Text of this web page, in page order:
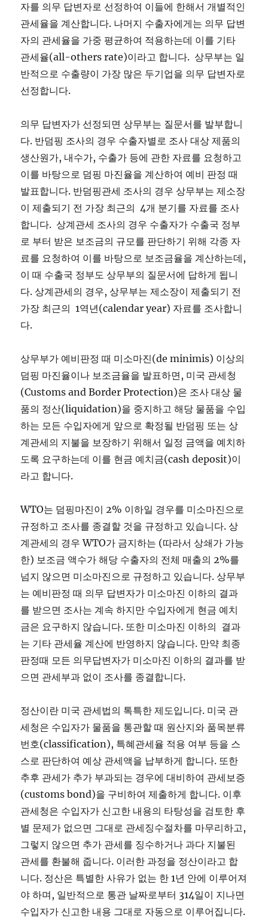
자를 의무 답변자로 선정하여 이들에 한해서 개별적인
관세율을 계산합니다. 나머지 수출자에게는 의무 답변
자의 관세율을 가중 평균하여 적용하는데 이를 기타
관세율(all-others rate)이라고 합니다. 상무부는 일
반적으로 수출량이 가장 많은 두기업을 의무 답변자로
선정합니다.
의무 답변자가 선정되면 상무부는 질문서를 발부합니
다. 반덤핑 조사의 경우 수출자별로 조사 대상 제품의
생산원가, 내수가, 수출가 등에 관한 자료를 요청하고
이를 바탕으로 덤핑 마진율을 계산하여 예비 판정 때
발표합니다. 반덤핑관세 조사의 경우 상무부는 제소장
이 제출되기 전 가장 최근의 4개 분기를 자료를 조사
합니다. 상계관세 조사의 경우 수출자가 수출국 정부
로 부터 받은 보조금의 규모를 판단하기 위해 각종 자
료를 요청하여 이를 바탕으로 보조금율을 계산하는데,
이 때 수출국 정부도 상무부의 질문서에 답하게 됩니
다. 상계관세의 경우, 상무부는 제소장이 제출되기 전
가장 최근의 1역년(calendar year) 자료를 조사합니
다.
상무부가 예비판정 때 미소마진(de minimis) 이상의
덤핑 마진율이나 보조금율을 발표하면, 미국 관세청
(Customs and Border Protection)은 조사 대상 물
품의 정산(liquidation)을 중지하고 해당 물품을 수입
하는 모든 수입자에게 앞으로 확정될 반덤핑 또는 상
계관세의 지불을 보장하기 위해서 일정 금액을 예치하
도록 요구하는데 이를 현금 예치금(cash deposit)이
라고 합니다.
WTO는 덤핑마진이 2% 이하일 경우를 미소마진으로
규정하고 조사를 종결할 것을 규정하고 있습니다. 상
계관세의 경우 WTO가 금지하는 (따라서 상쇄가 가능
한) 보조금 액수가 해당 수출자의 전체 매출의 2%를
넘지 않으면 미소마진으로 규정하고 있습니다. 상무부
는 예비판정 때 의무 답변자가 미소마진 이하의 결과
를 받으면 조사는 계속 하지만 수입자에게 현금 예치
금은 요구하지 않습니다. 또한 미소마진 이하의 결과
는 기타 관세율 계산에 반영하지 않습니다. 만약 최종
판정때 모든 의무답변자가 미소마진 이하의 결과를 받
으면 관세부과 없이 조사를 종결합니다.
정산이란 미국 관세법의 톡특한 제도입니다. 미국 관
세청은 수입자가 물품을 통관할 때 원산지와 품목분류
번호(classification), 특혜관세율 적용 여부 등을 스
스로 판단하여 예상 관세액을 납부하게 합니다. 또한
추후 관세가 추가 부과되는 경우에 대비하여 관세보증
(customs bond)을 구비하여 제출하게 합니다. 이후
관세청은 수입자가 신고한 내용의 타탕성을 검토한 후
별 문제가 없으면 그대로 관세징수절차를 마무리하고,
그렇지 않으면 추가 관세를 징수하거나 과다 지불된
관세를 환불해 줍니다. 이러한 과정을 정산이라고 합
니다. 정산은 특별한 사유가 없는 한 1년 안에 이루어져
야 하며, 일반적으로 통관 날짜로부터 314일이 지나면
수입자가 신고한 내용 그대로 자동으로 이루어집니다.